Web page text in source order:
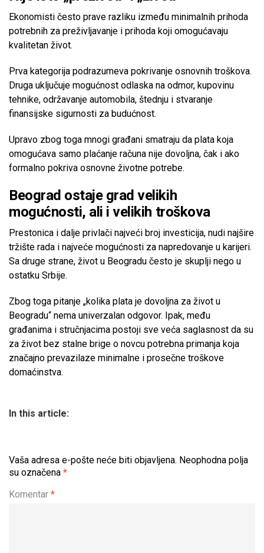
Ekonomisti često prave razliku između minimalnih prihoda
potrebnih za preživljavanje i prihoda koji omogućavaju
kvalitetan život.
Prva kategorija podrazumeva pokrivanje osnovnih troškova.
Druga uključuje mogućnost odlaska na odmor, kupovinu
tehnike, održavanje automobila, štednju i stvaranje
finansijske sigurnosti za budućnost.
Upravo zbog toga mnogi građani smatraju da plata koja
omogućava samo plaćanje računa nije dovoljna, čak i ako
formalno pokriva osnovne životne potrebe.
Beograd ostaje grad velikih
mogućnosti, ali i velikih troškova
Prestonica i dalje privlači najveći broj investicija, nudi najšire
tržište rada i najveće mogućnosti za napredovanje u karijeri.
Sa druge strane, život u Beogradu često je skuplji nego u
ostatku Srbije.
Zbog toga pitanje „kolika plata je dovoljna za život u
Beogradu“ nema univerzalan odgovor. Ipak, među
građanima i stručnjacima postoji sve veća saglasnost da su
za život bez stalne brige o novcu potrebna primanja koja
značajno prevazilaze minimalne i prosečne troškove
domaćinstva.
In this article:
Vaša adresa e-pošte neće biti objavljena. Neophodna polja
su označena *
Komentar *